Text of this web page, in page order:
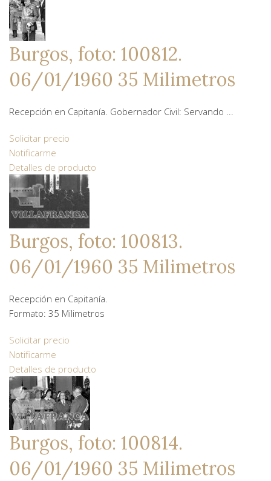
Burgos, foto: 100812.
06/01/1960 35 Milimetros
Recepción en Capitanía. Gobernador Civil: Servando ...
Solicitar precio
Notificarme
Detalles de producto
Burgos, foto: 100813.
06/01/1960 35 Milimetros
Recepción en Capitanía.
Formato: 35 Milimetros
Solicitar precio
Notificarme
Detalles de producto
Burgos, foto: 100814.
06/01/1960 35 Milimetros